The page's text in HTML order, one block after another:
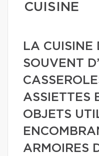
CUISINE
LA CUISINE
SOUVENT
ASSIETTES
OBJETS
ARMOIRES